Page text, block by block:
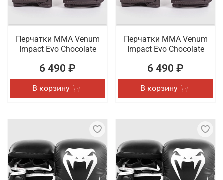
Перчатки ММА Venum
Impact Evo Chocolate
6 490 ₽
В корзину
Перчатки ММА Venum
Impact Evo Chocolate
6 490 ₽
В корзину